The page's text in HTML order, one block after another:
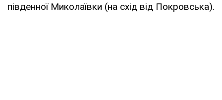
південної Миколаївки (на схід від Покровська).